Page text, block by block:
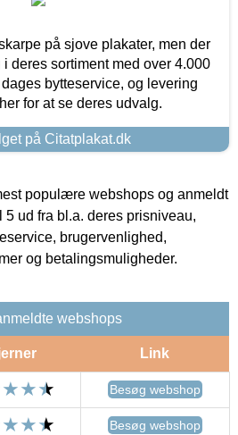
på sjove plakater, men der
deres sortiment med over 4.000
bytteservice, og levering
for at se deres udvalg.
på Citatplakat.dk
populære webshops og anmeldt
5 ud fra bl.a. deres prisniveau,
brugervenlighed,
og betalingsmuligheder.
webshops
Link
Besøg webshop
Besøg webshop